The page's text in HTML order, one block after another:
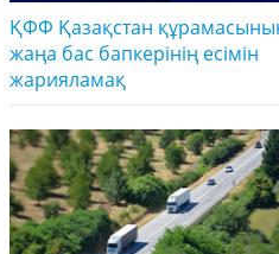
ҚФФ Қазақстан
жаңа бас бапкерінің есімін
жарияламақ